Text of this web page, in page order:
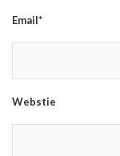
Email*
Webstie